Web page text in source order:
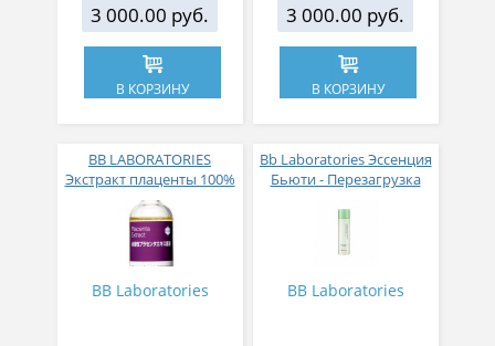
3 000.00 руб.
В КОРЗИНУ
3 000.00 руб.
В КОРЗИНУ
BB LABORATORIES
Экстракт плаценты 100%
миниатюра 5мл
BB Laboratories
Bb Laboratories Эссенция
Бьюти - Перезагрузка
кожи 150 мл
BB Laboratories